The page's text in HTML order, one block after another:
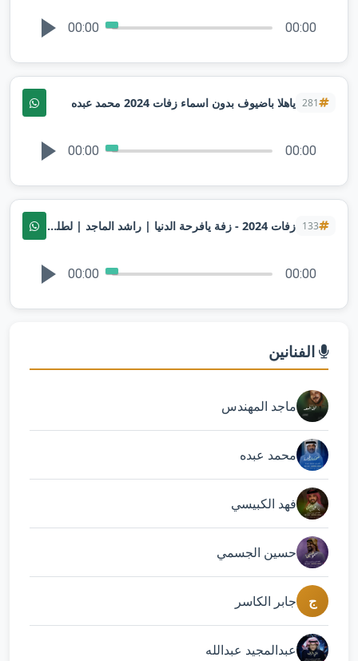
00:00 00:00
281 ياهلا باضيوف بدون اسماء زفات 2024 محمد عبده
00:00 00:00
133 زفات 2024 - زفة يافرحة الدنيا | راشد الماجد | لطلب بدون حقوق
00:00 00:00
الفنانين
ماجد المهندس
محمد عبده
فهد الكبيسي
حسين الجسمي
ج جابر الكاسر
عبدالمجيد عبدالله